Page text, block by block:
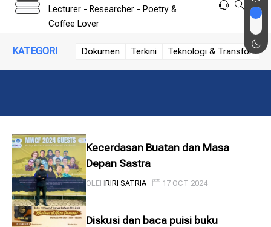
Lecturer - Researcher - Poetry &
Coffee Lover
KATEGORI Dokumen Terkini Teknologi &
Kecerdasan Buatan dan Masa
Depan Sastra
OLEHRIRI SATRIA 17 OCT 2024
Diskusi dan baca puisi buku